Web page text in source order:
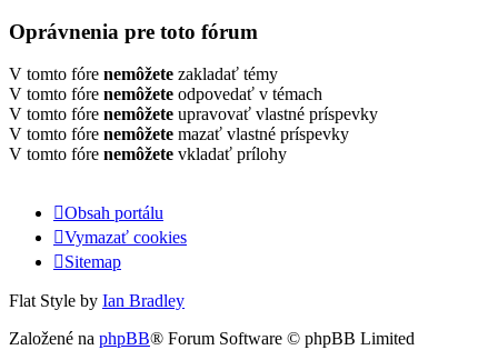
Oprávnenia pre toto fórum
V tomto fóre nemôžete zakladať témy
V tomto fóre nemôžete odpovedať v témach
V tomto fóre nemôžete upravovať vlastné príspevky
V tomto fóre nemôžete mazať vlastné príspevky
V tomto fóre nemôžete vkladať prílohy
Obsah portálu
Vymazať cookies
Sitemap
Flat Style by Ian Bradley
Založené na phpBB® Forum Software © phpBB Limited